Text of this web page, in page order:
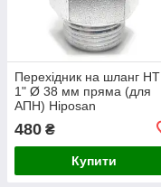
Перехідник на шланг НТ
1" Ø 38 мм пряма (для
АПН) Hiposan
480 ₴
Купити